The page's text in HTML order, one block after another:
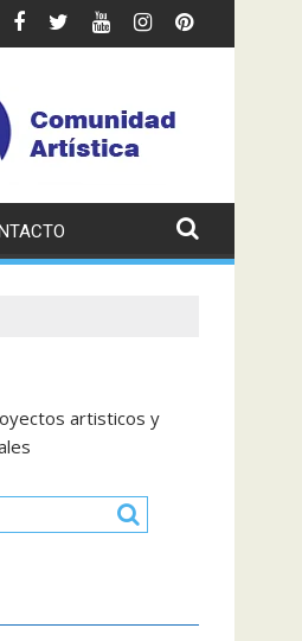
artisticos y